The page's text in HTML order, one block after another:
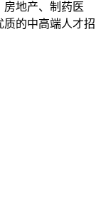
房地产、制药医
质的中高端人才招